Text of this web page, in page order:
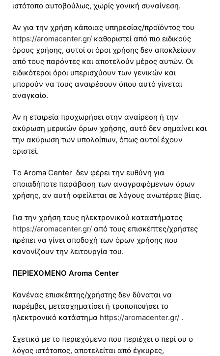
ιστότοπο αυτοβούλως, χωρίς γονική συναίνεση.
Αν για την χρήση κάποιας υπηρεσίας/προϊόντος του
https://aromacenter.gr/ καθοριστεί από πιο ειδικούς
όρους χρήσης, αυτοί οι όροι χρήσης δεν αποκλείουν
από τους παρόντες και αποτελούν μέρος αυτών. Οι
ειδικότεροι όροι υπερισχύουν των γενικών και
μπορούν να τους αναιρέσουν όπου αυτό γίνεται
αναγκαίο.
Αν η εταιρεία προχωρήσει στην αναίρεση ή την
ακύρωση μερικών όρων χρήσης, αυτό δεν σημαίνει και
την ακύρωση των υπολοίπων, όπως αυτοί έχουν
οριστεί.
Τo Aroma Center δεν φέρει την ευθύνη για
οποιαδήποτε παράβαση των αναγραφόμενων όρων
χρήσης, αν αυτή οφείλεται σε λόγους ανωτέρας βίας.
Για την χρήση τους ηλεκτρονικού καταστήματος
https://aromacenter.gr/ από τους επισκέπτες/χρήστες
πρέπει να γίνει αποδοχή των όρων χρήσης που
κανονίζουν την λειτουργία του.
ΠΕΡΙΕΧΟΜΕΝΟ Aroma Center
Κανένας επισκέπτης/χρήστης δεν δύναται να
παρέμβει, μετασχηματίσει ή τροποποιήσει το
ηλεκτρονικό κατάστημα https://aromacenter.gr/ .
Σχετικά με το περιεχόμενο που περιέχει ο περί ου ο
λόγος ιστότοπος, αποτελείται από έγκυρες,